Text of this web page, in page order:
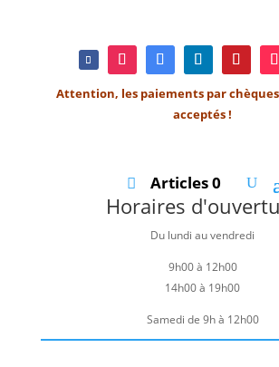
Attention, les paiements par
acceptés !
Articles 0
Horaires
Du lundi au vendredi
9h00 à 12h00
14h00 à 19h00
Samedi de 9h à 12h00